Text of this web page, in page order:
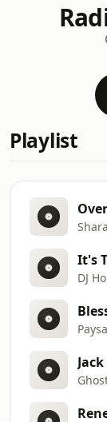
Playlist
DJ